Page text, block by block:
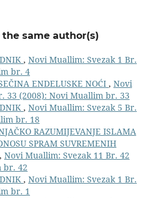
same author(s)
, Novi Muallim: Svezak 1 Br.
br. 4
ENDELUSKE NOĆI , Novi
33 (2008): Novi Muallim br. 33
, Novi Muallim: Svezak 5 Br.
br. 18
RAZUMIJEVANJE ISLAMA
SPRAM SUVREMENIH
, Novi Muallim: Svezak 11 Br. 42
br. 42
, Novi Muallim: Svezak 1 Br.
br. 1